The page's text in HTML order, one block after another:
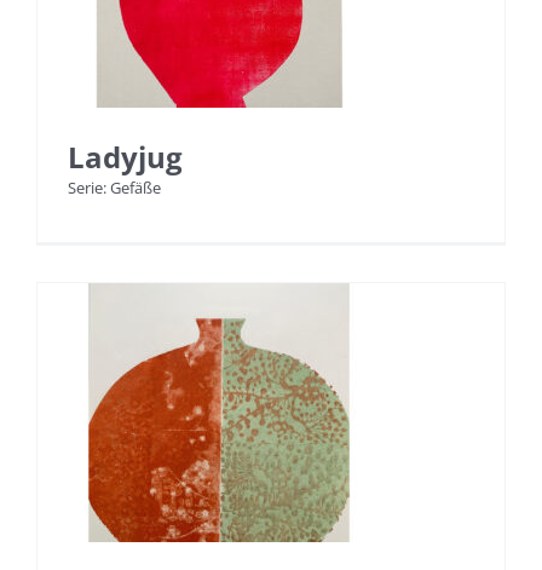
Ladyjug
Serie: Gefäße